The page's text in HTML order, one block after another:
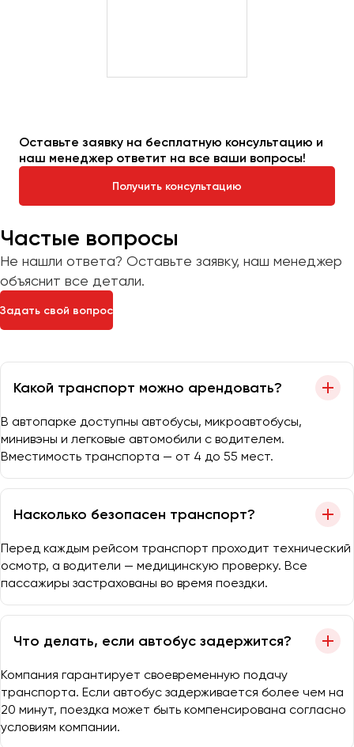
Оставьте заявку на бесплатную консультацию и
наш менеджер ответит на все ваши вопросы!
Получить консультацию
Частые вопросы
Не нашли ответа? Оставьте заявку, наш менеджер
объяснит все детали.
Задать свой вопрос
Какой транспорт можно арендовать?
В автопарке доступны автобусы, микроавтобусы,
минивэны и легковые автомобили с водителем.
Вместимость транспорта — от 4 до 55 мест.
Насколько безопасен транспорт?
Перед каждым рейсом транспорт проходит технический
осмотр, а водители — медицинскую проверку. Все
пассажиры застрахованы во время поездки.
Что делать, если автобус задержится?
Компания гарантирует своевременную подачу
транспорта. Если автобус задерживается более чем на
20 минут, поездка может быть компенсирована согласно
условиям компании.